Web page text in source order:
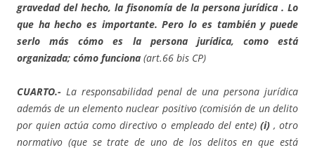
gravedad del hecho, la fisonomía de la persona jurídica . Lo
que ha hecho es importante. Pero lo es también y puede
serlo más cómo es la persona jurídica, como está
organizada; cómo funciona (art.66 bis CP)
CUARTO.- La responsabilidad penal de una persona jurídica
además de un elemento nuclear positivo (comisión de un delito
por quien actúa como directivo o empleado del ente) (i) , otro
normativo (que se trate de uno de los delitos en que está